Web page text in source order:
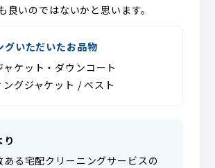
良いのではないかと思います。
グいただいたお品物
ャケット・ダウンコート
ングジャケット / ベスト
り
ある宅配クリーニングサービスの